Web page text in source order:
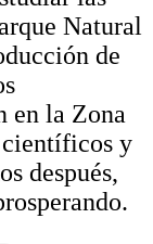
Natural
de
en la Zona
y
después,